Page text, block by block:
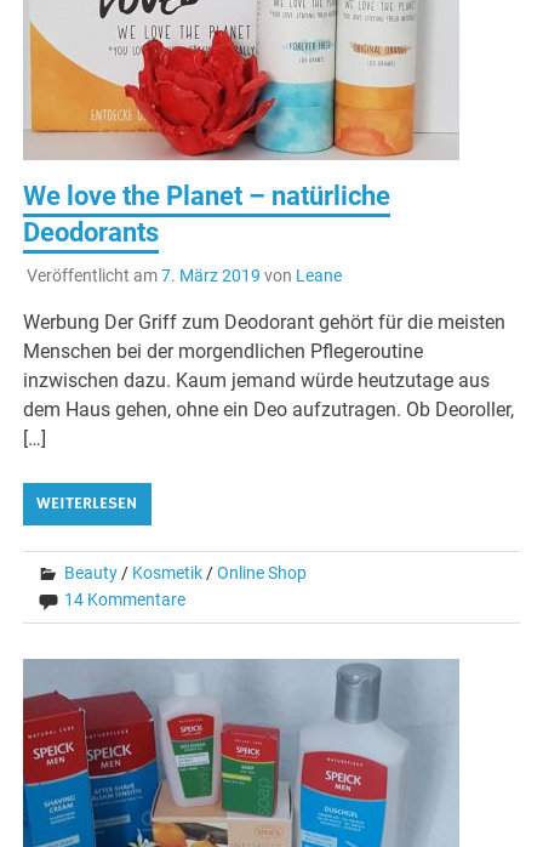
We love the Planet – natürliche
Deodorants
Veröffentlicht am7. März 2019 von Leane
Werbung Der Griff zum Deodorant gehört für die meisten
Menschen bei der morgendlichen Pflegeroutine
inzwischen dazu. Kaum jemand würde heutzutage aus
dem Haus gehen, ohne ein Deo aufzutragen. Ob Deoroller,
[…]
WEITERLESEN
Beauty / Kosmetik /Online Shop
14 Kommentare